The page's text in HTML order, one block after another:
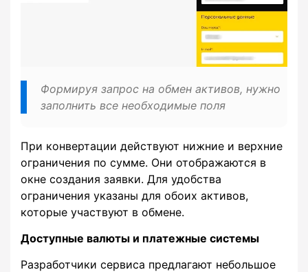
Формируя запрос на обмен активов, нужно
заполнить все необходимые поля
При конвертации действуют нижние и верхние
ограничения по сумме. Они отображаются в
окне создания заявки. Для удобства
ограничения указаны для обоих активов,
которые участвуют в обмене.
Доступные валюты и платежные системы
Разработчики сервиса предлагают небольшое